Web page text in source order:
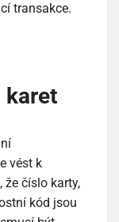
transakce.
karet
vést k
že číslo karty,
kód jsou